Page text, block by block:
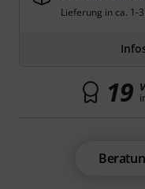
Lieferung in ca. 1-
19